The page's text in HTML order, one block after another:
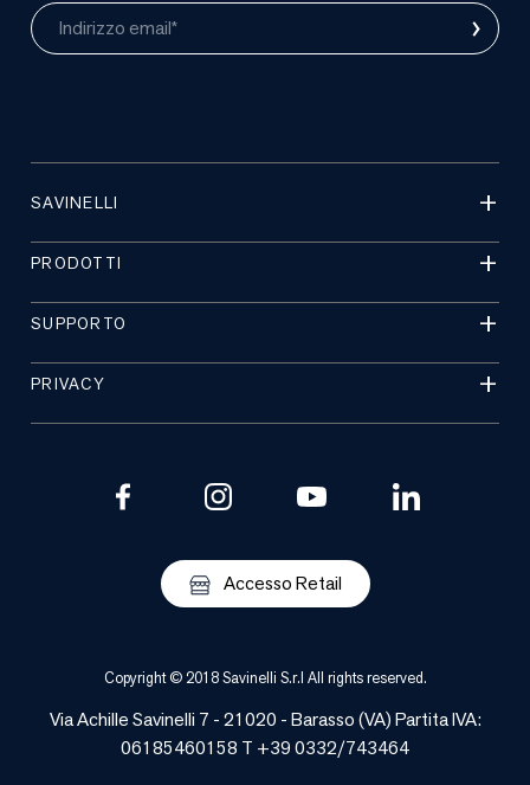
Indirizzo email* ›
SAVINELLI
PRODOTTI
SUPPORTO
PRIVACY
Accesso Retail
Copyright © 2018 Savinelli S.r.l All rights reserved.
Via Achille Savinelli 7 - 21020 -Barasso(VA) Partita IVA:
06185460158 T +39 0332/743464